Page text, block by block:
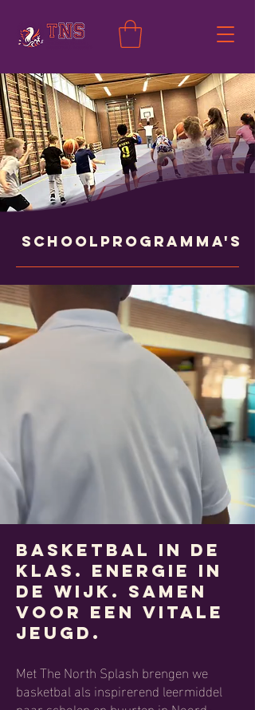
Schoolprogramma's
Basketbal in de
klas. Energie in
de wijk. Samen
voor een vitale
jeugd.
Met The North Splash brengen we
basketbal als inspirerend leermiddel